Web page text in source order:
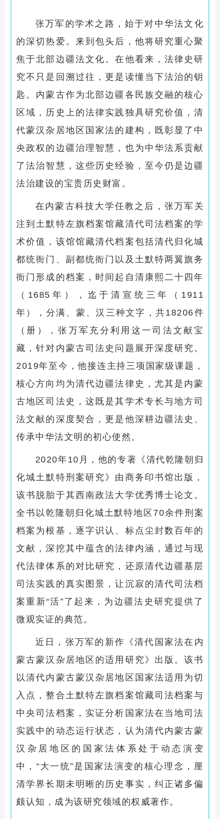
张万军的学术之路，始于对中华法文化
的深切热爱。来到包头后，他将研究重心聚
焦于北部边疆法文化。在他看来，法律史研
究不只是回溯过往，更是读懂当下法治的钥
匙。内蒙古作为北部边疆各民族交融的核心
区域，历史上的法律实践独具研究价值，清
代蒙汉杂居地区国家法的建构，既彰显了中
央政权的边疆治理智慧，也为中华法系贡献
了法治智慧，这些历史经验，至今仍是边疆
法治建设的宝贵历史财富。
在内蒙古科技大学任教之后，张万军关
注到土默特左旗档案馆藏清代司法档案的学
术价值，该馆馆藏清代档案包括清代归化城
都统衙门、副都统衙门以及土默特两翼旗务
衙门形成的档案，时间起自清康熙二十四年
（1685年），迄于清宣统三年（1911
年），分满、蒙、汉三种文字，共18206件
（册），张万军充分利用这一司法文献宝
藏，针对内蒙古司法史问题展开深度研究。
2019年至今，他接连主持三项国家级课题，
核心方向均为清代边疆法律史，尤其是内蒙
古地区司法史，这既是其学术专长与地方司
法文献的深度契合，更是他深耕边疆法史、
传承中华法文明的初心使然。
2020年10月，他的专著《清代乾隆朝归
化城土默特刑案研究》由商务印书馆出版，
该书脱胎于其西南政法大学优秀博士论文。
全书以乾隆朝归化城土默特地区70余件刑案
档案为根基，逐字识认、标点尘封数百年的
文献，深挖其中蕴含的法律内涵，通过与现
代法律体系的对比研究，还原清代边疆基层
司法实践的真实图景，让沉寂的清代司法档
案重新“活”了起来，为边疆法史研究提供了
微观实证的典范。
近日，张万军的新作《清代国家法在内
蒙古蒙汉杂居地区的适用研究》出版。该书
以清代内蒙古蒙汉杂居地区国家法适用为切
入点，整合土默特左旗档案馆藏司法档案与
中央司法档案，实证分析国家法在当地司法
实践中的动态运行状态，认为清代内蒙古蒙
汉杂居地区的国家法体系处于动态演变
中，“大一统”是国家法演变的核心理念，厘
清学界长期未明晰的历史事实，纠正诸多偏
颇认知，成为该研究领域的权威著作。